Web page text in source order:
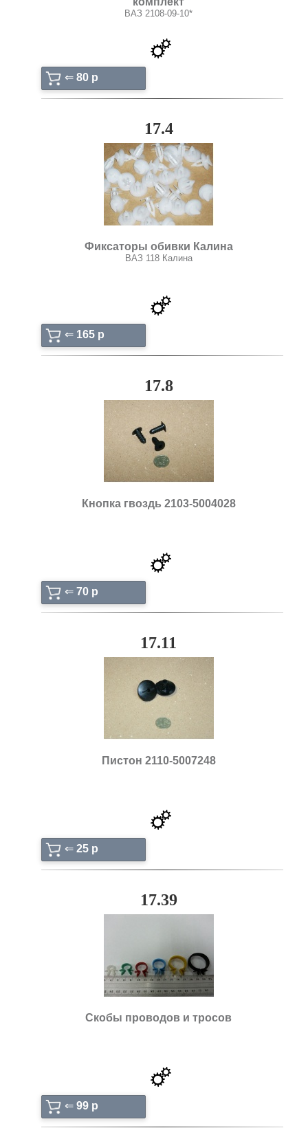
ВАЗ 2108-09-10*
⇐ 80 p
17.4
Фиксаторы обивки Калина
ВАЗ 118 Калина
⇐ 165 p
17.8
Кнопка гвоздь 2103-5004028
⇐ 70 p
17.11
Пистон 2110-5007248
⇐ 25 p
17.39
Скобы проводов и тросов
⇐ 99 p